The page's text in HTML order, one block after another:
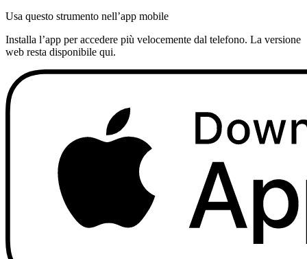
Usa questo strumento nell’app mobile
Installa l’app per accedere più velocemente dal telefono. La versione
web resta disponibile qui.